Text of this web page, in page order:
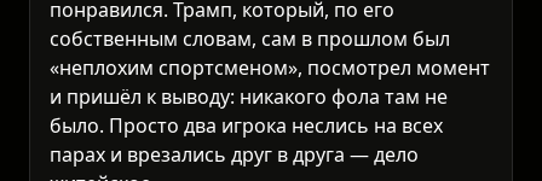
понравился. Трамп, который, по его
собственным словам, сам в прошлом был
«неплохим спортсменом», посмотрел момент
и пришёл к выводу: никакого фола там не
было. Просто два игрока неслись на всех
парах и врезались друг в друга — дело